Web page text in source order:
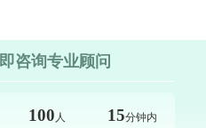
咨询专业顾问
100 人
15分钟内